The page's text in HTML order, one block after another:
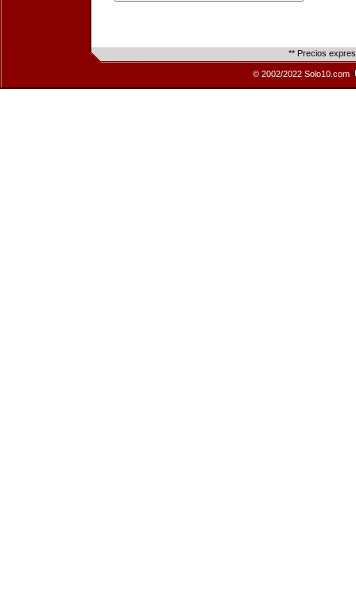
** Precios
© 2002/2022 Solo10.com